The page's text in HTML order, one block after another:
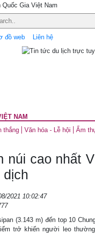
đồ web Liên hệ
NAM
thắng
Văn hóa - Lễ hội Ẩm
núi cao nhất
dịch
2021 10:02:47
(3.143 m) đến top 10
trở khiến người leo